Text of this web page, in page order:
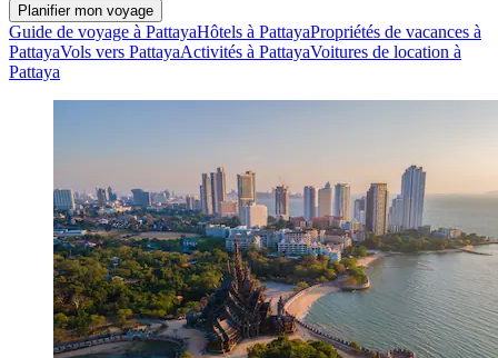
Planifier mon voyage
Guide de voyage à PattayaHôtels à PattayaPropriétés de vacances à
PattayaVols vers PattayaActivités à PattayaVoitures de location à
Pattaya